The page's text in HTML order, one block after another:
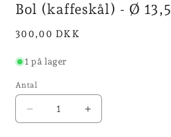
Bol (kaffeskål) - Ø 13,5
Normalpris
300,00 DKK
1 på lager
Antal
Reducer
antallet
Øg
antallet